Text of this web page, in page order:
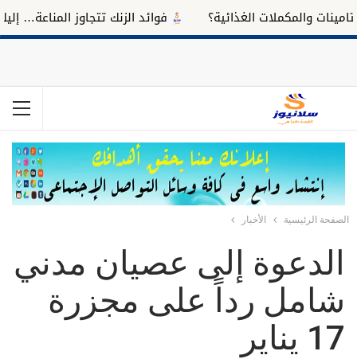
والمكملات الغذائية؟ فوائد الزنك تتجاوز المناعة… إليك
الصفحة الرئيسية الأخبار
الدعوة إلى عصيان مدني
شامل رداً على مجزرة
17 يناير